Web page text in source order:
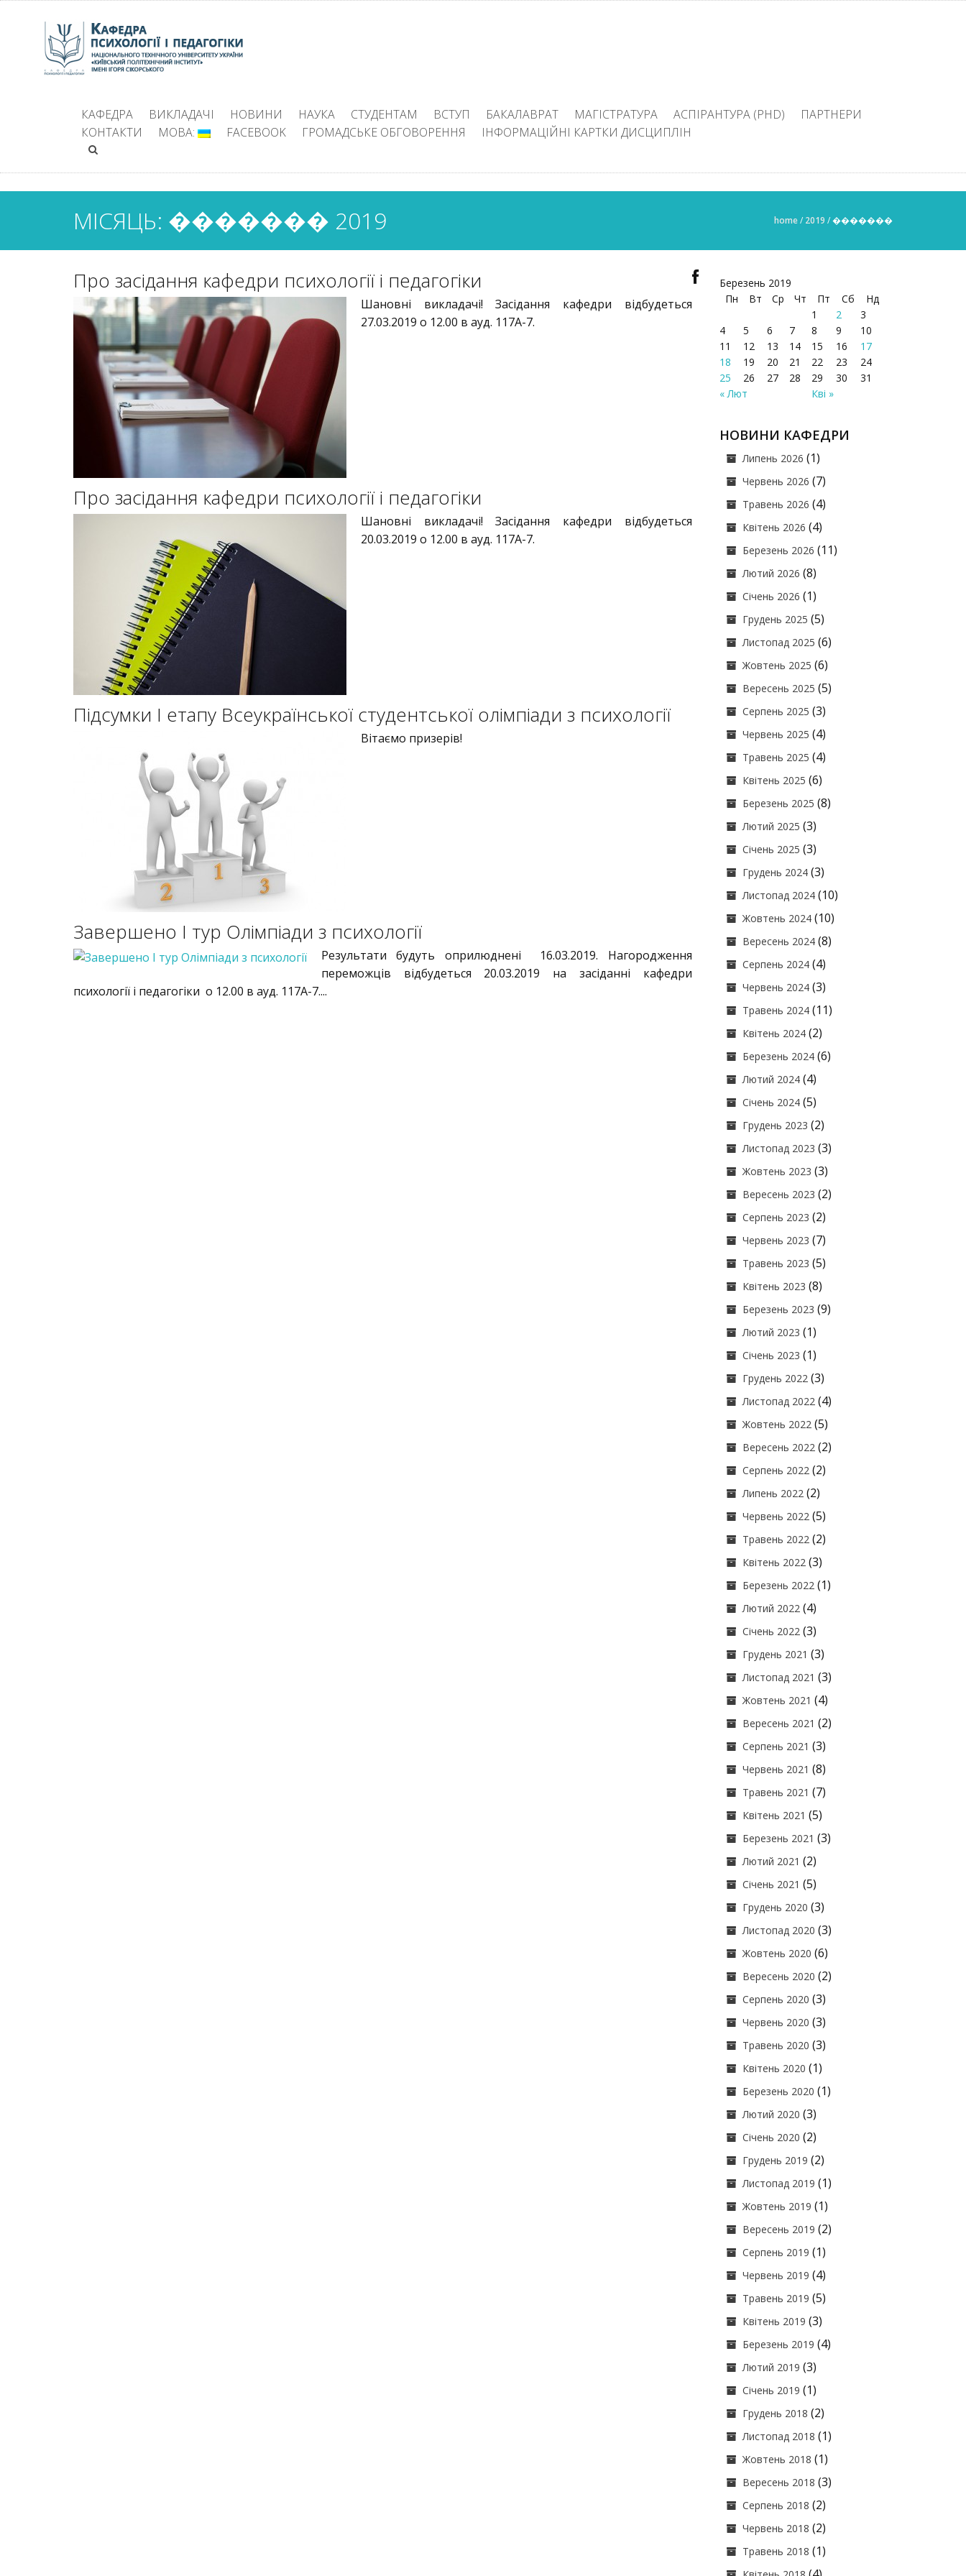
КАФЕДРА ВИКЛАДАЧІ НОВИНИ НАУКА СТУДЕНТАМ ВСТУП БАКАЛАВРАТ МАГІСТРАТУРА АСПІРАНТУРА (PHD)
ПАРТНЕРИ
КОНТАКТИ
МОВА: FACEBOOK ГРОМАДСЬКЕ ОБГОВОРЕННЯ ІНФОРМАЦІЙНІ КАРТКИ ДИСЦИПЛІН
МІСЯЦЬ: ������� 2019 home/ 2019 /�������
Про засідання кафедри психології і педагогіки
Шановні викладачі! Засідання кафедри відбудеться
27.03.2019 о 12.00 в ауд. 117А-7.
Про засідання кафедри психології і педагогіки
Шановні викладачі! Засідання кафедри відбудеться
20.03.2019 о 12.00 в ауд. 117А-7.
Підсумки I етапу Всеукраїнської студентської олімпіади з психології
Вітаємо призерів!
Завершено І тур Олімпіади з психології
Результати будуть оприлюднені 16.03.2019. Нагородження
переможців відбудеться 20.03.2019 на засіданні кафедри
психології і педагогіки о 12.00 в ауд. 117А-7....
Березень 2019
Пн
Вт Ср Чт Пт Сб Нд
« Лют Кві »
1 2
3
4
5 6 7 8 9
10
11
12 13 14 15 16
17
18
19 20 21 22 23
24
25
26 27 28 29 30 31
НОВИНИ КАФЕДРИ
Липень 2026 (1)
Червень 2026 (7)
Травень 2026 (4)
Квітень 2026 (4)
Березень 2026 (11)
Лютий 2026 (8)
Січень 2026 (1)
Грудень 2025 (5)
Листопад 2025 (6)
Жовтень 2025 (6)
Вересень 2025 (5)
Серпень 2025 (3)
Червень 2025 (4)
Травень 2025 (4)
Квітень 2025 (6)
Березень 2025 (8)
Лютий 2025 (3)
Січень 2025 (3)
Грудень 2024 (3)
Листопад 2024 (10)
Жовтень 2024 (10)
Вересень 2024 (8)
Серпень 2024 (4)
Червень 2024 (3)
Травень 2024 (11)
Квітень 2024 (2)
Березень 2024 (6)
Лютий 2024 (4)
Січень 2024 (5)
Грудень 2023 (2)
Листопад 2023 (3)
Жовтень 2023 (3)
Вересень 2023 (2)
Серпень 2023 (2)
Червень 2023 (7)
Травень 2023 (5)
Квітень 2023 (8)
Березень 2023 (9)
Лютий 2023 (1)
Січень 2023 (1)
Грудень 2022 (3)
Листопад 2022 (4)
Жовтень 2022 (5)
Вересень 2022 (2)
Серпень 2022 (2)
Липень 2022 (2)
Червень 2022 (5)
Травень 2022 (2)
Квітень 2022 (3)
Березень 2022 (1)
Лютий 2022 (4)
Січень 2022 (3)
Грудень 2021 (3)
Листопад 2021 (3)
Жовтень 2021 (4)
Вересень 2021 (2)
Серпень 2021 (3)
Червень 2021 (8)
Травень 2021 (7)
Квітень 2021 (5)
Березень 2021 (3)
Лютий 2021 (2)
Січень 2021 (5)
Грудень 2020 (3)
Листопад 2020 (3)
Жовтень 2020 (6)
Вересень 2020 (2)
Серпень 2020 (3)
Червень 2020 (3)
Травень 2020 (3)
Квітень 2020 (1)
Березень 2020 (1)
Лютий 2020 (3)
Січень 2020 (2)
Грудень 2019 (2)
Листопад 2019 (1)
Жовтень 2019 (1)
Вересень 2019 (2)
Серпень 2019 (1)
Червень 2019 (4)
Травень 2019 (5)
Квітень 2019 (3)
Березень 2019 (4)
Лютий 2019 (3)
Січень 2019 (1)
Грудень 2018 (2)
Листопад 2018 (1)
Жовтень 2018 (1)
Вересень 2018 (3)
Серпень 2018 (2)
Червень 2018 (2)
Травень 2018 (1)